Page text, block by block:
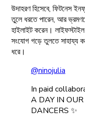
উদাহরণ হিসেবে, ফিটনেস
তুলে ধরতে পারেন, আর
হাইলাইট করেন। লাইফস্টাইল
সংযোগ গড়ে তুলতে সাহায্য
ধরে।
@ninojulia
In paid
A DAY IN
DANCERS ✨